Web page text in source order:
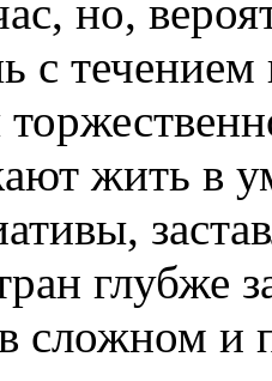
но,
с
жить в
глубже
сложном и